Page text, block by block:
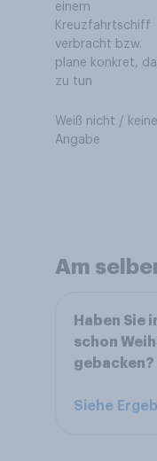
einem
Kreuzfahrtschiff
verbracht bzw.
plane konkret,
zu tun
Weiß nicht / keine
Angabe
Am
Haben Sie
schon
gebacken?
Siehe